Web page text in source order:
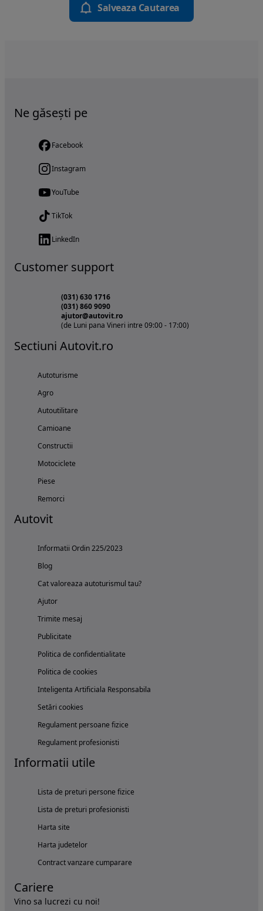
Salveaza Cautarea
Ne găsești pe
Facebook
Instagram
YouTube
TikTok
LinkedIn
Customer support
(031) 630 1716
(031) 860 9090
ajutor@autovit.ro
(de Luni pana Vineri intre 09:00 - 17:00)
Sectiuni Autovit.ro
Autoturisme
Agro
Autoutilitare
Camioane
Constructii
Motociclete
Piese
Remorci
Autovit
Informatii Ordin 225/2023
Blog
Cat valoreaza autoturismul tau?
Ajutor
Trimite mesaj
Publicitate
Politica de confidentialitate
Politica de cookies
Inteligenta Artificiala Responsabila
Setări cookies
Regulament persoane fizice
Regulament profesionisti
Informatii utile
Lista de preturi persone fizice
Lista de preturi profesionisti
Harta site
Harta judetelor
Contract vanzare cumparare
Cariere
Vino sa lucrezi cu noi!